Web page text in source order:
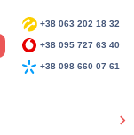
+38 063 202 18 32
+38 095 727 63 40
+38 098 660 07 61